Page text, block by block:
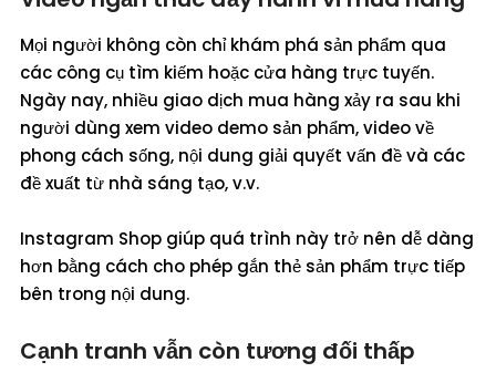
Mọi người không còn chỉ khám phá sản phẩm qua
các công cụ tìm kiếm hoặc cửa hàng trực tuyến.
Ngày nay, nhiều giao dịch mua hàng xảy ra sau khi
người dùng xem video demo sản phẩm, video về
phong cách sống, nội dung giải quyết vấn đề và các
đề xuất từ nhà sáng tạo, v.v.
Instagram Shop giúp quá trình này trở nên dễ dàng
hơn bằng cách cho phép gắn thẻ sản phẩm trực tiếp
bên trong nội dung.
Cạnh tranh vẫn còn tương đối thấp